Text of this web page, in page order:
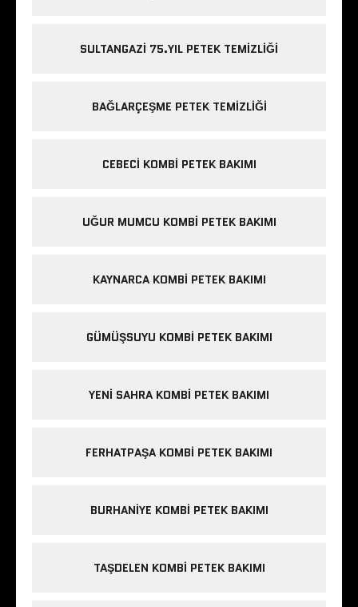
SULTANGAZI 75.YIL PETEK TEMIZLIĞI
BAĞLARÇEŞME PETEK TEMIZLIĞI
CEBECI KOMBI PETEK BAKIMI
UĞUR MUMCU KOMBI PETEK BAKIMI
KAYNARCA KOMBI PETEK BAKIMI
GÜMÜŞSUYU KOMBI PETEK BAKIMI
YENI SAHRA KOMBI PETEK BAKIMI
FERHATPAŞA KOMBI PETEK BAKIMI
BURHANIYE KOMBI PETEK BAKIMI
TAŞDELEN KOMBI PETEK BAKIMI